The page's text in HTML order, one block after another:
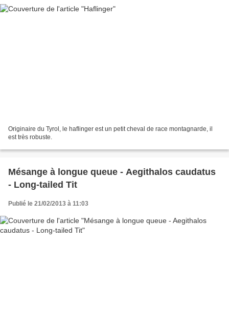
Originaire du Tyrol, le haflinger est un petit cheval de race montagnarde, il
est très robuste.
Mésange à longue queue - Aegithalos caudatus
- Long-tailed Tit
Publié le 21/02/2013 à 11:03